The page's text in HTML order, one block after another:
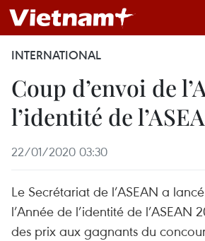
INTERNATIONAL
Coup d’envoi de
l’identité de
22/01/2020 03:30
Le Secrétariat de l’ASEAN a
l’Année de l’identité de l’ASEAN
des prix aux gagnants du